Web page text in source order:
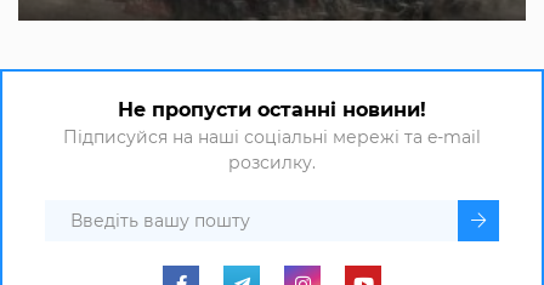
Не пропусти останні новини!
Підписуйся на наші соціальні мережі та e-mail
розсилку.